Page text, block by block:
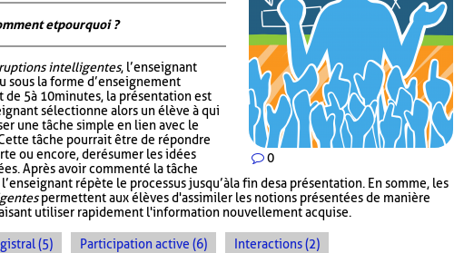
0
et pourquoi ?
intelligentes, l’enseignant
sous la forme d’enseignement
de 5 à 10 minutes, la présentation est
sélectionne alors un élève à qui
une tâche simple en lien avec le
tâche pourrait être de répondre
ou encore, de résumer les idées
Après avoir commenté la tâche
répète le processus jusqu’à la fin de sa présentation. En somme, les
permettent aux élèves d'assimiler les notions présentées de manière
utiliser rapidement l'information nouvellement acquise.
(5) Participation active (6) Interactions (2)